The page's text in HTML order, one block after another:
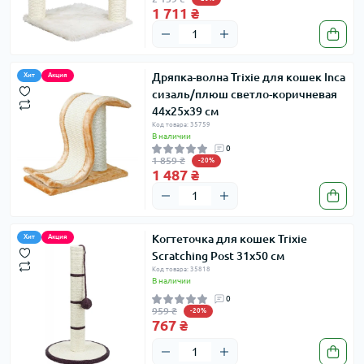
1 711 ₴
Хит Акция
Дряпка-волна Trixie для кошек Inca
сизаль/плюш светло-коричневая
44х25х39 см
Код товара: 35759
В наличии
0
1 859 ₴ -20%
1 487 ₴
Хит Акция
Когтеточка для кошек Trixie
Scratching Post 31х50 см
Код товара: 35818
В наличии
0
959 ₴ -20%
767 ₴